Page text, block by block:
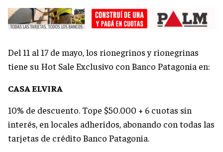
Del 11 al 17 de mayo, los rionegrinos y rionegrinas
tiene su Hot Sale Exclusivo con Banco Patagonia en:
CASA ELVIRA
10% de descuento. Tope $50.000 + 6 cuotas sin
interés, en locales adheridos, abonando con todas las
tarjetas de crédito Banco Patagonia.